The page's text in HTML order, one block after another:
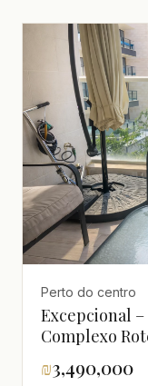
Perto do centro
Excepcional
Complexo
₪3,490,000